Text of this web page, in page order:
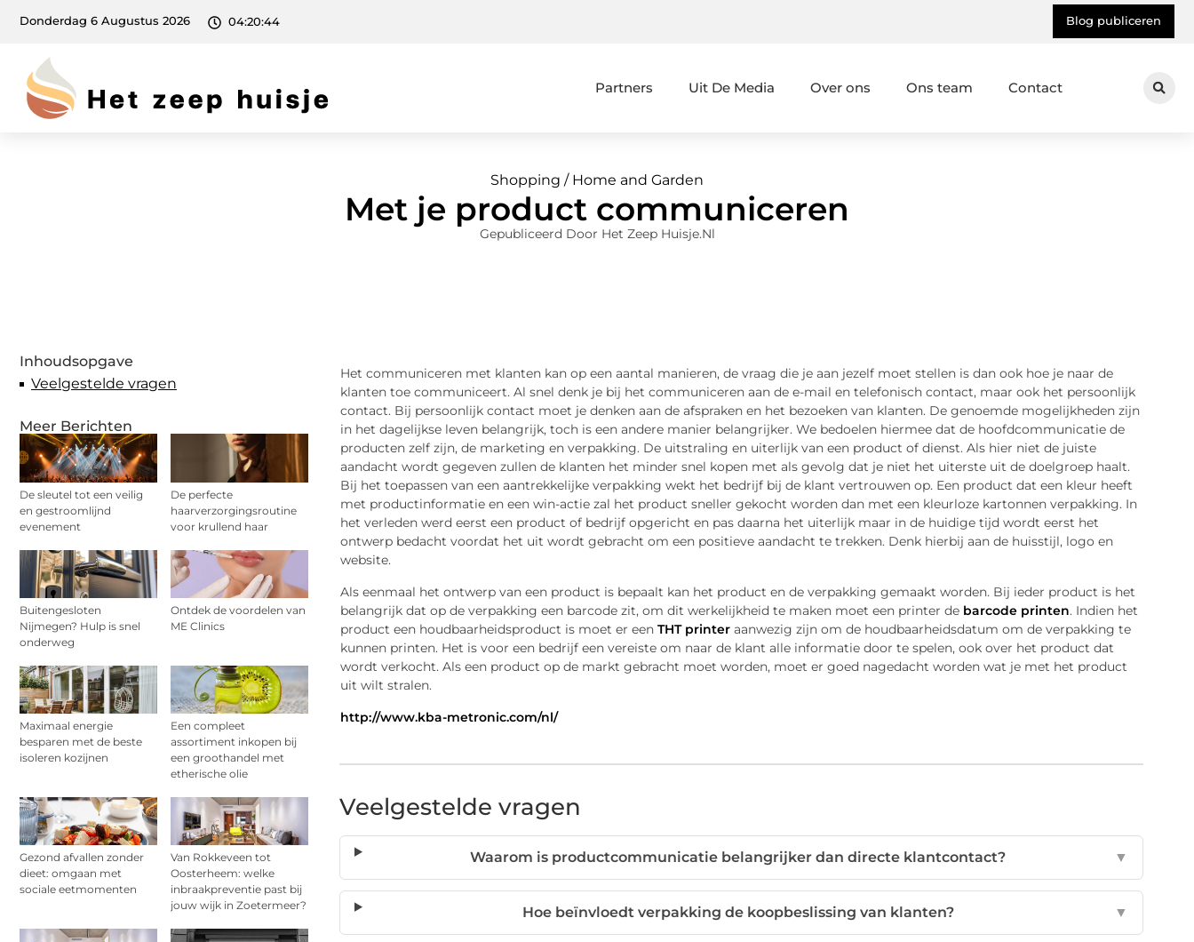
Donderdag 6 Augustus 2026 04:20:45 Blog publiceren
Partners Uit De Media Over ons Ons team Contact
Shopping / Home and Garden
Met je product communiceren
Gepubliceerd Door Het Zeep Huisje.nl
Inhoudsopgave
Veelgestelde vragen
Meer Berichten
De sleutel tot een veilig
en gestroomlijnd
evenement
De perfecte
haarverzorgingsroutine
voor krullend haar
Buitengesloten
Nijmegen? Hulp is snel
onderweg
Ontdek de voordelen van
ME Clinics
Maximaal energie
besparen met de beste
isoleren kozijnen
Een compleet
assortiment inkopen bij
een groothandel met
etherische olie
Gezond afvallen zonder
dieet: omgaan met
sociale eetmomenten
Van Rokkeveen tot
Oosterheem: welke
inbraakpreventie past bij
jouw wijk in Zoetermeer?
Het communiceren met klanten kan op een aantal manieren, de vraag die je aan jezelf moet stellen is dan ook hoe je naar de
klanten toe communiceert. Al snel denk je bij het communiceren aan de e-mail en telefonisch contact, maar ook het persoonlijk
contact. Bij persoonlijk contact moet je denken aan de afspraken en het bezoeken van klanten. De genoemde mogelijkheden zijn
in het dagelijkse leven belangrijk, toch is een andere manier belangrijker. We bedoelen hiermee dat de hoofdcommunicatie de
producten zelf zijn, de marketing en verpakking. De uitstraling en uiterlijk van een product of dienst. Als hier niet de juiste
aandacht wordt gegeven zullen de klanten het minder snel kopen met als gevolg dat je niet het uiterste uit de doelgroep haalt.
Bij het toepassen van een aantrekkelijke verpakking wekt het bedrijf bij de klant vertrouwen op. Een product dat een kleur heeft
met productinformatie en een win-actie zal het product sneller gekocht worden dan met een kleurloze kartonnen verpakking. In
het verleden werd eerst een product of bedrijf opgericht en pas daarna het uiterlijk maar in de huidige tijd wordt eerst het
ontwerp bedacht voordat het uit wordt gebracht om een positieve aandacht te trekken. Denk hierbij aan de huisstijl, logo en
website.
Als eenmaal het ontwerp van een product is bepaalt kan het product en de verpakking gemaakt worden. Bij ieder product is het
belangrijk dat op de verpakking een barcode zit, om dit werkelijkheid te maken moet een printer de barcode printen. Indien het
product een houdbaarheidsproduct is moet er een THT printer aanwezig zijn om de houdbaarheidsdatum om de verpakking te
kunnen printen. Het is voor een bedrijf een vereiste om naar de klant alle informatie door te spelen, ook over het product dat
wordt verkocht. Als een product op de markt gebracht moet worden, moet er goed nagedacht worden wat je met het product
uit wilt stralen.
http://www.kba-metronic.com/nl/
Veelgestelde vragen
Waarom is productcommunicatie belangrijker dan directe klantcontact? ▼
Hoe beïnvloedt verpakking de koopbeslissing van klanten? ▼